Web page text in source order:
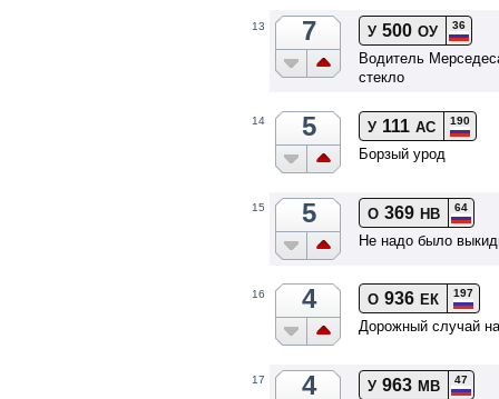
13 7 У 500 ОУ 36
Водитель
стекло
14 5 У 111 АС 190
Борзый урод
15 5 О 369 НВ 64
Не надо было
16 4 О 936 ЕК 197
Дорожный случай
17 4 У 963 МВ 47